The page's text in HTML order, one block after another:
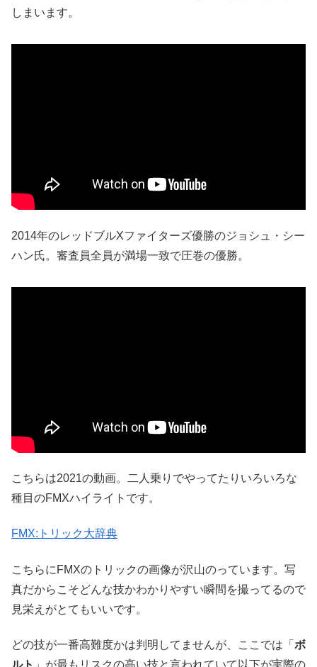
しまいます。
2014年のレッドブルXファイターズ優勝のジョシュ・シー
ハン氏。審査員全員が満場一致で圧巻の優勝。
こちらは2021の動画。二人乗りでやってたりいろいろな
種目のFMXハイライトです。
FMX:トリック大辞典
こちらにFMXのトリックの画像が沢山のっています。写
真だからこそどんな技かわかりやすい瞬間を撮ってるので
見栄えがとてもいいです。
どの技が一番高難度かは判明してませんが、ここでは「 ボ